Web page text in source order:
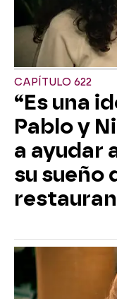
CAPÍTULO 622
“Es una
Pablo y
a ayudar
su sueño